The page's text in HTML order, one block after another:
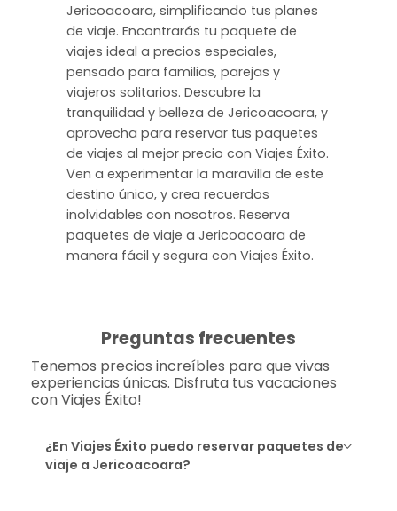
Jericoacoara, simplificando tus planes
de viaje. Encontrarás tu paquete de
viajes ideal a precios especiales,
pensado para familias, parejas y
viajeros solitarios. Descubre la
tranquilidad y belleza de Jericoacoara, y
aprovecha para reservar tus paquetes
de viajes al mejor precio con Viajes Éxito.
Ven a experimentar la maravilla de este
destino único, y crea recuerdos
inolvidables con nosotros. Reserva
paquetes de viaje a Jericoacoara de
manera fácil y segura con Viajes Éxito.
Preguntas frecuentes
Tenemos precios increíbles para que vivas
experiencias únicas. Disfruta tus vacaciones
con Viajes Éxito!
¿En Viajes Éxito puedo reservar paquetes de
viaje a Jericoacoara?